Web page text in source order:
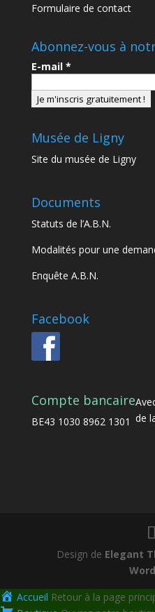
Formulaire de contact
Abonnez-vous à
E-mail *
Musée de Ligny
Site du musée de Ligny
Documents
Statuts de l’A.B.N.
Modalités pour une
Enquête A.B.N.
Facebook
Compte bancaire
BE43 1030 8962 1301 de
Design de Elegant
Accueil Retour à la page